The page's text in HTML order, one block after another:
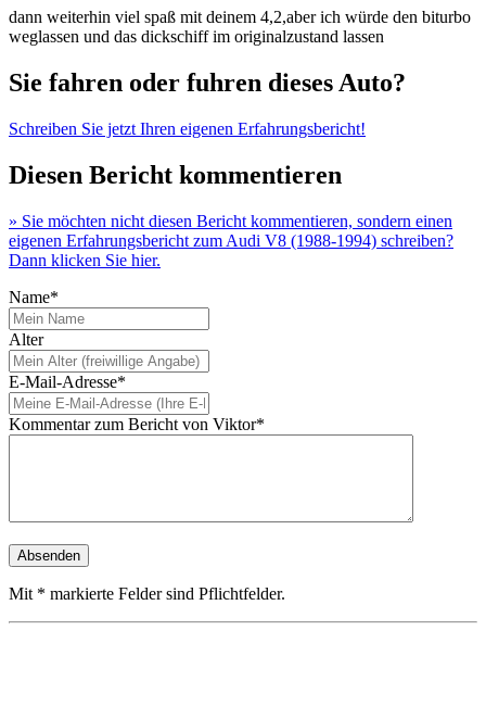
dann weiterhin viel spaß mit deinem 4,2,aber ich würde den biturbo
weglassen und das dickschiff im originalzustand lassen
Sie fahren oder fuhren dieses Auto?
Schreiben Sie jetzt Ihren eigenen Erfahrungsbericht!
Diesen Bericht kommentieren
» Sie möchten nicht diesen Bericht kommentieren, sondern einen
eigenen Erfahrungsbericht zum Audi V8 (1988-1994) schreiben?
Dann klicken Sie hier.
Name*
Alter
E-Mail-Adresse*
Kommentar zum Bericht von Viktor*
Mit * markierte Felder sind Pflichtfelder.